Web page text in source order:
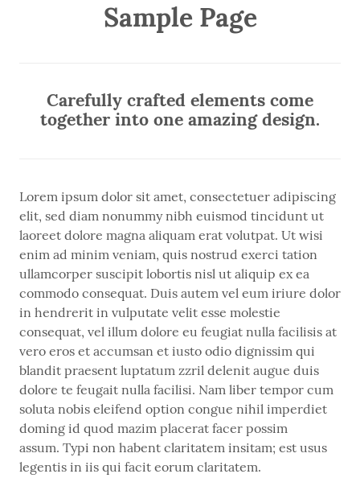
Sample Page
Carefully crafted elements come
together into one amazing design.
Lorem ipsum dolor sit amet, consectetuer adipiscing
elit, sed diam nonummy nibh euismod tincidunt ut
laoreet dolore magna aliquam erat volutpat. Ut wisi
enim ad minim veniam, quis nostrud exerci tation
ullamcorper suscipit lobortis nisl ut aliquip ex ea
commodo consequat. Duis autem vel eum iriure dolor
in hendrerit in vulputate velit esse molestie
consequat, vel illum dolore eu feugiat nulla facilisis at
vero eros et accumsan et iusto odio dignissim qui
blandit praesent luptatum zzril delenit augue duis
dolore te feugait nulla facilisi. Nam liber tempor cum
soluta nobis eleifend option congue nihil imperdiet
doming id quod mazim placerat facer possim
assum. Typi non habent claritatem insitam; est usus
legentis in iis qui facit eorum claritatem.